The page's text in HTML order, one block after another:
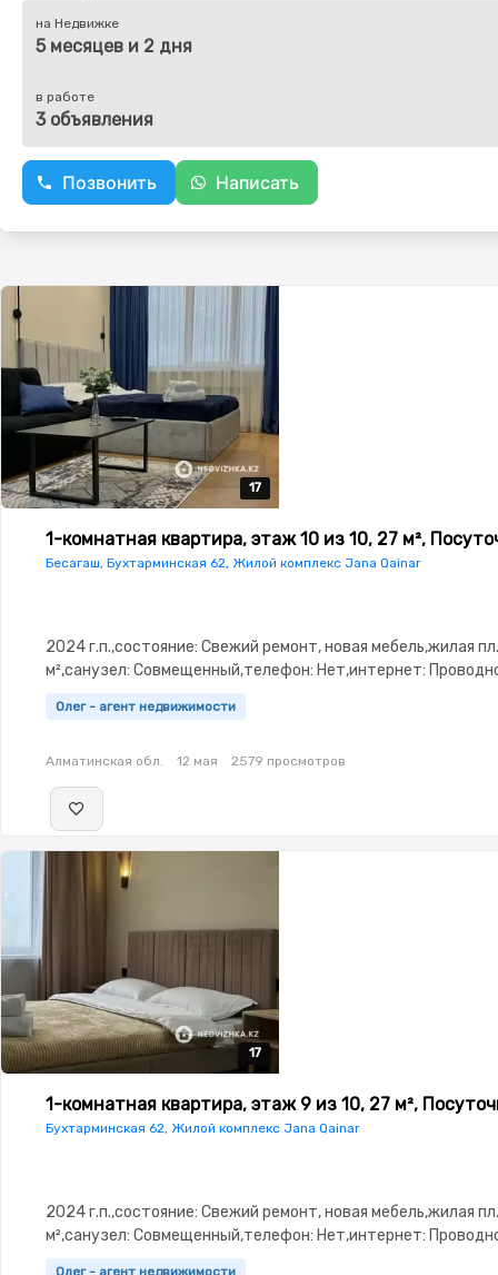
на Недвижке
5 месяцев и 2 дня
в работе
3 объявления
Позвонить Написать
17
17
17
17
17
1-комнатная квартира, этаж 10 из 10, 27 м²,
Бесагаш, Бухтарминская 62, Жилой комплекс Jana Qainar
2024 г.п.,состояние: Свежий ремонт, новая мебель,жилая
м²,санузел: Совмещенный,телефон: Нет,интернет:
меблирована,Полностью меблирована,паркинг:
замок,Видеонаблюдение,Видеодомофон,Неугловая,Кухня-
двор,Кондиционер
Олег - агент недвижимости
Алматинская обл. 12 мая 2579 просмотров
17
17
17
17
17
1-комнатная квартира, этаж 9 из 10, 27 м²,
Бухтарминская 62, Жилой комплекс Jana Qainar
2024 г.п.,состояние: Свежий ремонт, новая мебель,жилая
м²,санузел: Совмещенный,телефон: Нет,интернет:
меблирована,Полностью меблирована,паркинг:
Пользовательское соглашение
Информация
Поддержка пользователей